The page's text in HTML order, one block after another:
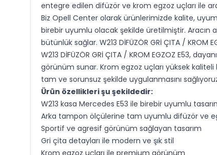
entegre edilen difüzör ve krom egzoz uçları ile
Biz Opell Center olarak ürünlerimizde kalite,
birebir uyumlu olacak şekilde üretilmiştir. Aracın
bütünlük sağlar. W213 DİFÜZÖR GRİ ÇITA / KROM
W213 DİFÜZÖR GRİ ÇITA / KROM EGZOZ E53,
görünüm sunar. Krom egzoz uçları yüksek kaliteli
tam ve sorunsuz şekilde uygulanmasını
Ürün özellikleri şu şekildedir:
W213 kasa Mercedes E53 ile birebir uyumlu
Arka tampon ölçülerine tam uyumlu difüzör ve
Sportif ve agresif görünüm sağlayan tasarım
Gri çita detayları ile modern ve şık stil
Krom egzoz uçları ile premium görünüm